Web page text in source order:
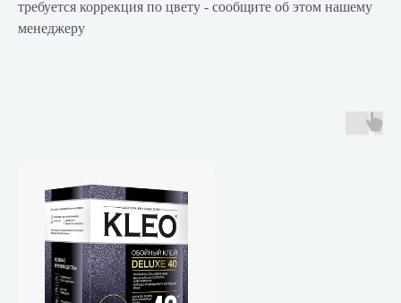
требуется коррекция по цвету - сообщите об этом нашему
менеджеру